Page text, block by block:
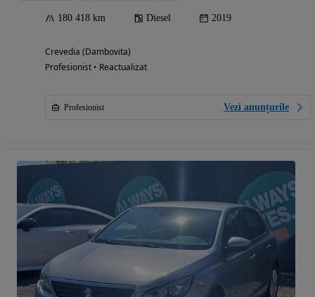
180 418 km Diesel 2019
Crevedia (Dambovita)
Profesionist • Reactualizat
Profesionist Vezi anunțurile